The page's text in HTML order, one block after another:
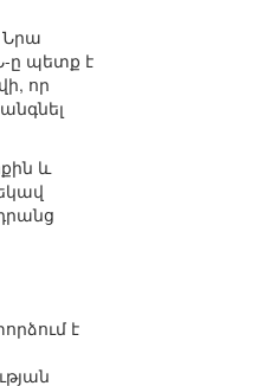
Նրա
ը պետք է
որ
և
է